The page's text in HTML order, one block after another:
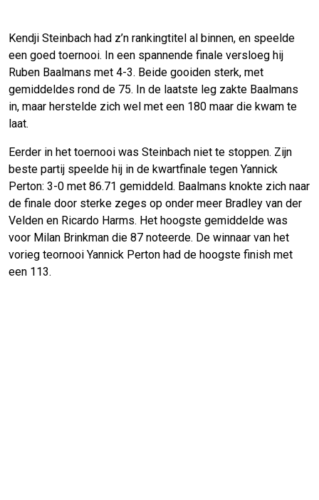
Kendji Steinbach had z’n rankingtitel al binnen, en speelde
een goed toernooi. In een spannende finale versloeg hij
Ruben Baalmans met 4-3. Beide gooiden sterk, met
gemiddeldes rond de 75. In de laatste leg zakte Baalmans
in, maar herstelde zich wel met een 180 maar die kwam te
laat.
Eerder in het toernooi was Steinbach niet te stoppen. Zijn
beste partij speelde hij in de kwartfinale tegen Yannick
Perton: 3-0 met 86.71 gemiddeld. Baalmans knokte zich naar
de finale door sterke zeges op onder meer Bradley van der
Velden en Ricardo Harms. Het hoogste gemiddelde was
voor Milan Brinkman die 87 noteerde. De winnaar van het
vorieg teornooi Yannick Perton had de hoogste finish met
een 113.